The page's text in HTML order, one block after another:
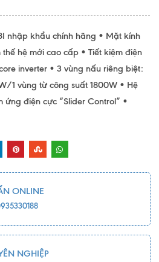
nhập khẩu chính hãng • Mặt kính
hệ mới cao cấp • Tiết kiệm điện
inverter • 3 vùng nấu riêng biệt:
1 vùng từ công suất 1800W • Hệ
điện cực “Slider Control” •
ONLINE
NGHIỆP